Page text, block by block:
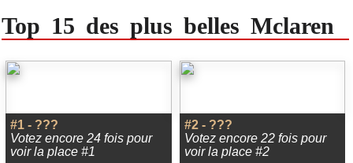
Top 15 des plus belles Mclaren
#1 - ???
Votez encore 24 fois pour
voir la place #1
#2 - ???
Votez encore 22 fois pour
voir la place #2